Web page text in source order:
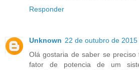
Responder
Unknown 22 de outubro de
Olá gostaria de saber se
fator de potencia de um